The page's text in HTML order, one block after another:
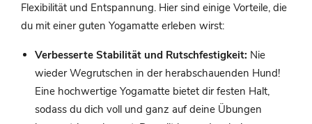
Flexibilität und Entspannung. Hier sind einige Vorteile, die
du mit einer guten Yogamatte erleben wirst:
Verbesserte Stabilität und Rutschfestigkeit: Nie
wieder Wegrutschen in der herabschauenden Hund!
Eine hochwertige Yogamatte bietet dir festen Halt,
sodass du dich voll und ganz auf deine Übungen